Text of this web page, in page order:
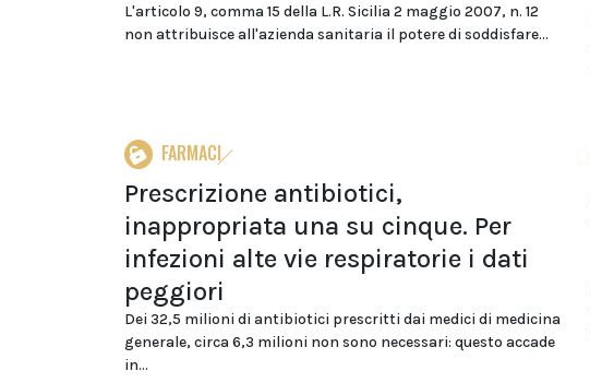
L'articolo 9, comma 15 della L.R. Sicilia 2 maggio 2007, n. 12
non attribuisce all'azienda sanitaria il potere di soddisfare...
FARMACI
Prescrizione antibiotici,
inappropriata una su cinque. Per
infezioni alte vie respiratorie i dati
peggiori
Dei 32,5 milioni di antibiotici prescritti dai medici di medicina
generale, circa 6,3 milioni non sono necessari: questo accade
in...